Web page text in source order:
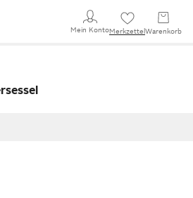
Mein KontoMerkzettel Warenkorb